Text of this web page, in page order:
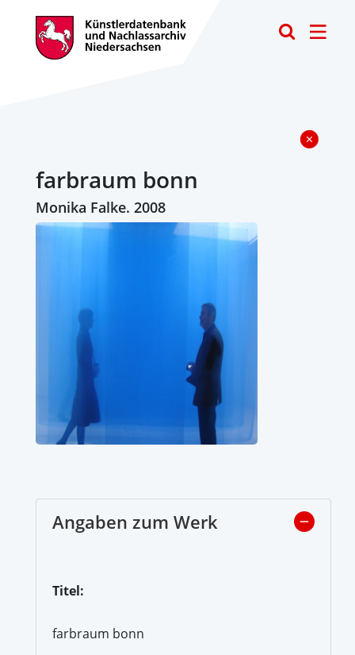
farbraum bonn
Monika Falke. 2008
Angaben zum Werk
Titel:
farbraum bonn